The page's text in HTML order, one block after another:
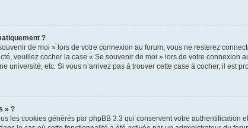
?
de moi » lors de votre connexion au forum, vous ne resterez
veuillez cocher la case « Se souvenir de moi » lors de votre
université, etc. Si vous n’arrivez pas à trouver cette case à cocher, il est
» ?
les cookies générés par phpBB 3.3 qui conservent votre